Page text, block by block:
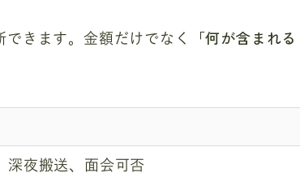
きます。金額だけでなく
「何が含まれる
深夜搬送、面会可否